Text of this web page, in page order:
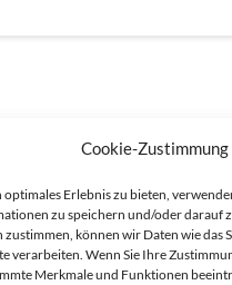
Cookie-
optimales Erlebnis zu bieten,
zu speichern und/oder darauf
zustimmen, können wir Daten wie das
verarbeiten. Wenn Sie Ihre
Merkmale und Funktionen